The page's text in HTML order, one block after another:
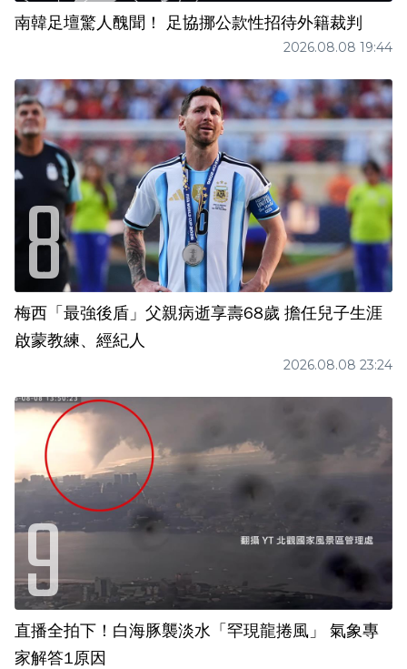
南韓足壇驚人醜聞！ 足協挪公款性招待外籍裁判
2026.08.08 19:44
梅西「最強後盾」父親病逝享壽68歲 擔任兒子生涯
啟蒙教練、經紀人
2026.08.08 23:24
直播全拍下！白海豚襲淡水「罕現龍捲風」 氣象專
家解答1原因